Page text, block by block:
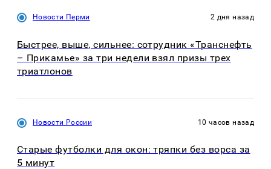
Новости Перми 2 дня назад
Быстрее, выше, сильнее: сотрудник «Транснефть
– Прикамье» за три недели взял призы трех
триатлонов
Новости России 10 часов назад
Старые футболки для окон: тряпки без ворса за
5 минут